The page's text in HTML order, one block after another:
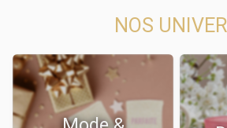
NOS